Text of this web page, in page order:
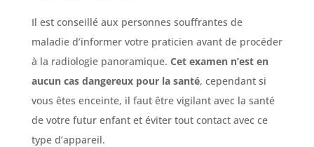
Il est conseillé aux personnes souffrantes de
maladie d’informer votre praticien avant de procéder
à la radiologie panoramique. Cet examen n’est en
aucun cas dangereux pour la santé, cependant si
vous êtes enceinte, il faut être vigilant avec la santé
de votre futur enfant et éviter tout contact avec ce
type d’appareil.